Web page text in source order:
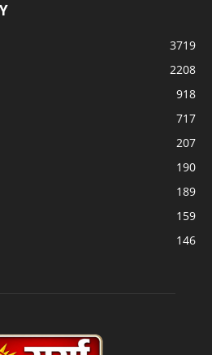
3719
2208
918
717
207
190
189
159
146